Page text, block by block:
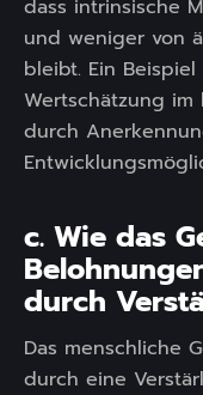
dass intrinsische
und weniger von
bleibt. Ein
Wertschätzung
durch
c. Wie das
durch
Das menschliche
durch eine